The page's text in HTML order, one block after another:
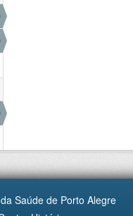
Saúde de Porto Alegre